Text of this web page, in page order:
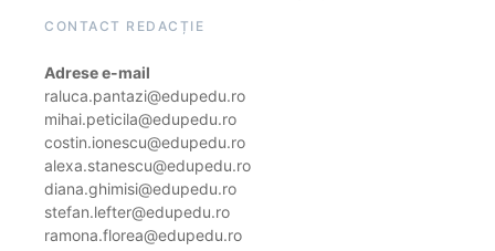
CONTACT REDACȚIE
Adrese e-mail
raluca.pantazi@edupedu.ro
mihai.peticila@edupedu.ro
costin.ionescu@edupedu.ro
alexa.stanescu@edupedu.ro
diana.ghimisi@edupedu.ro
stefan.lefter@edupedu.ro
ramona.florea@edupedu.ro